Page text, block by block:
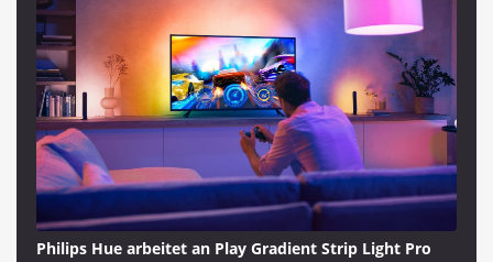
Philips Hue arbeitet an Play Gradient Strip Light Pro